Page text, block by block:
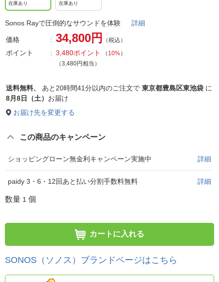
在庫あり 在庫あり
Sonos Rayで圧倒的なサウンドを体験 詳細
価格 34,800円 （税込）
ポイント 3,480ポイント （ 10%）
（3,480円相当）
送料無料、 あと 20時間41分以内のご注文で 東京都豊島区東池袋 に
8月8日（土） お届け
お届け先を変更する
この商品のキャンペーン
ショッピングローン無金利キャンペーン実施中 詳細
paidy 3・6・12回あと払い分割手数料無料 詳細
数量 1 個
カートに入れる
SONOS（ソノス）ブランドページはこちら